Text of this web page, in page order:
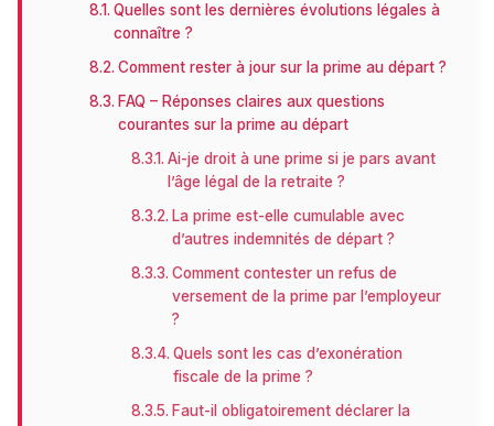
Quelles sont les dernières évolutions légales à
connaître ?
Comment rester à jour sur la prime au départ ?
FAQ – Réponses claires aux questions
courantes sur la prime au départ
Ai-je droit à une prime si je pars avant
l’âge légal de la retraite ?
La prime est-elle cumulable avec
d’autres indemnités de départ ?
Comment contester un refus de
versement de la prime par l’employeur
?
Quels sont les cas d’exonération
fiscale de la prime ?
Faut-il obligatoirement déclarer la